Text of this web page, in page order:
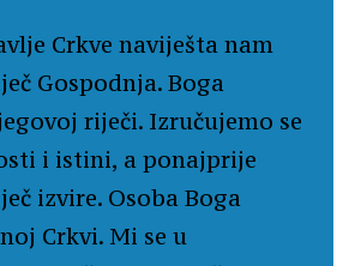
Crkve naviješta nam
Gospodnja. Boga
riječi. Izručujemo se
i istini, a ponajprije
izvire. Osoba Boga
Crkvi. Mi se u